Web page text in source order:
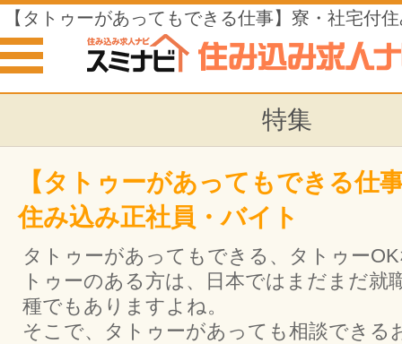
【タトゥーがあってもできる仕事】寮・社宅付
バイト
特集
【タトゥーがあってもできる仕
住み込み正社員・バイト
タトゥーがあってもできる、タトゥー
トゥーのある方は、日本ではまだまだ就
種でもありますよね。
そこで、タトゥーがあっても相談できる